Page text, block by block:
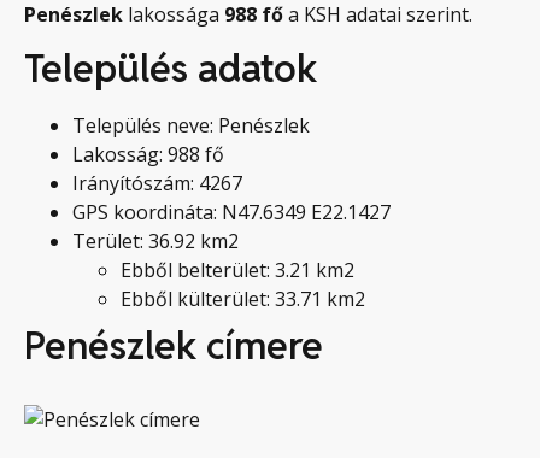
Penészlek lakossága 988 főa KSH adatai szerint.
Település adatok
Település neve: Penészlek
Lakosság: 988 fő
Irányítószám: 4267
GPS koordináta: N47.6349 E22.1427
Terület: 36.92 km2
Ebből belterület: 3.21 km2
Ebből külterület: 33.71 km2
Penészlek címere